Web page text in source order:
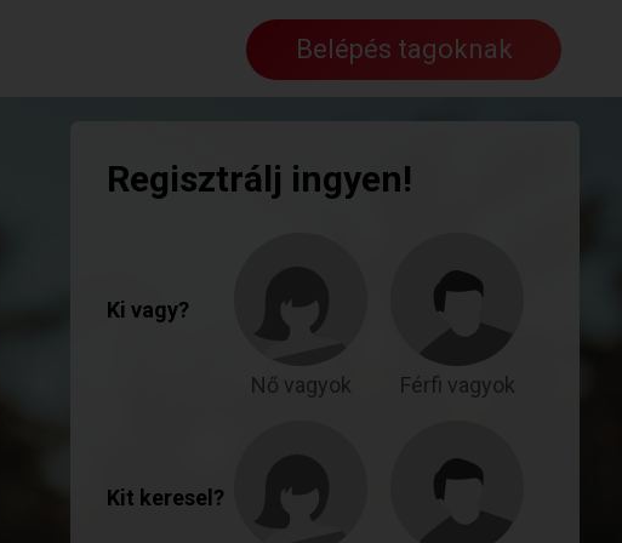
Belépés tagoknak
Regisztrálj ingyen!
Ki vagy?
Nő vagyok Férfi vagyok
Kit keresel?